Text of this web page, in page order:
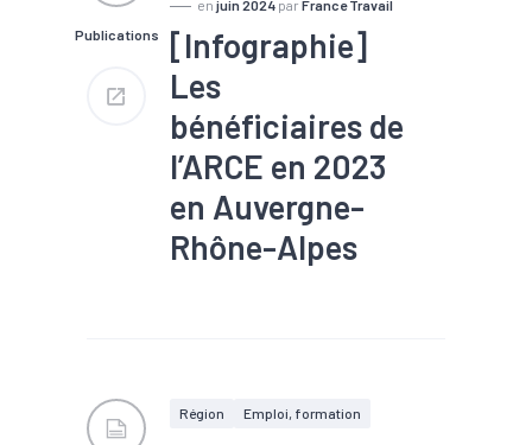
Publications
en juin 2024 par France Travail
[Infographie]
Les
bénéficiaires de
l’ARCE en 2023
en Auvergne-
Rhône-Alpes
Région Emploi, formation